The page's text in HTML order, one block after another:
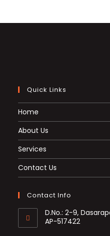
Quick Links
Home
About Us
Services
Contact Us
Contact Info
D.No.: 2-9,
AP-517422